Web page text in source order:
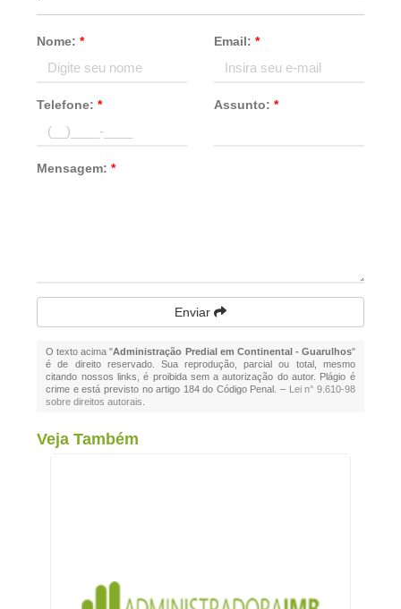
Nome:* Email: *
Telefone:* Assunto: *
Mensagem:*
Enviar
O texto acima "Administração Predial em Continental - Guarulhos"
é de direito reservado. Sua reprodução, parcial ou total, mesmo
citando nossos links, é proibida sem a autorização do autor. Plágio é
crime e está previsto no artigo 184 do Código Penal. – Lei n° 9.610-98
sobre direitos autorais
Veja Também